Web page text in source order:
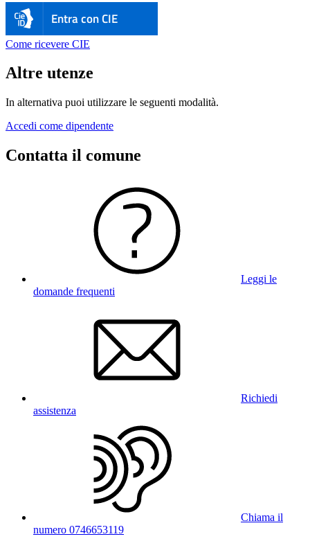
Entra con CIE
Come ricevere CIE
Altre utenze
In alternativa puoi utilizzare le seguenti modalità.
Accedi come dipendente
Contatta il comune
Leggi le
domande frequenti
Richiedi
assistenza
Chiama il
numero 0746653119